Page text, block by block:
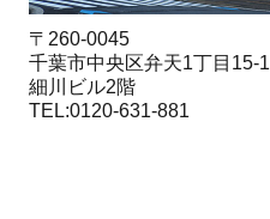
〒260-0045
千葉市中央区弁天1丁目15-1
細川ビル2階
TEL:0120-631-881